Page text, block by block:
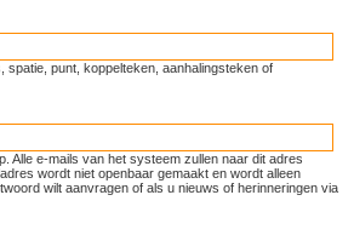
spatie, punt, koppelteken, aanhalingsteken of
Alle e-mails van het systeem zullen naar dit adres
wordt niet openbaar gemaakt en wordt alleen
wilt aanvragen of als u nieuws of herinneringen via